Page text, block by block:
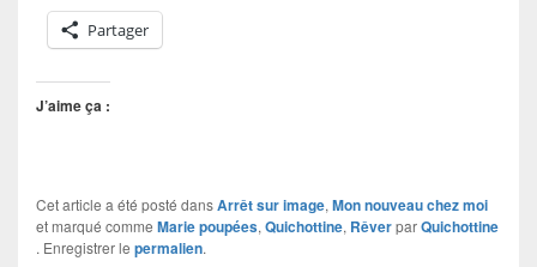
Partager
J’aime ça :
Cet article a été posté dansArrêt sur image, Mon nouveau chez moi
et marqué comme Marie poupées, Quichottine, RêverparQuichottine
. Enregistrer le permalien.